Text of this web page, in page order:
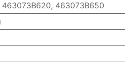
463073B620, 463073B650